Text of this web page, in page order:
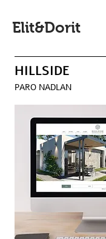
Elit&Dorit
HILLSIDE
PARO NADLAN